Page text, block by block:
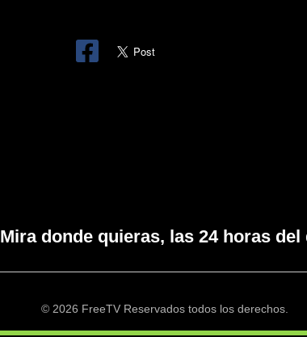
Mira donde quieras, las 24 horas del
© 2026 FreeTV Reservados todos los derechos.